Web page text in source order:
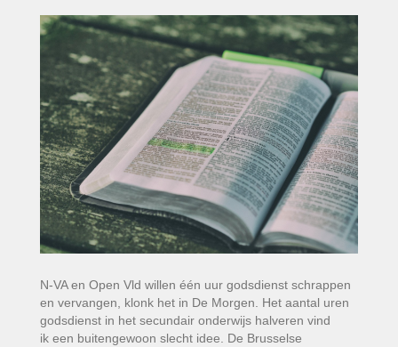
N-VA en Open Vld willen één uur godsdienst schrappen
en vervangen, klonk het in De Morgen. Het aantal uren
godsdienst in het secundair onderwijs halveren vind
ik een buitengewoon slecht idee. De Brusselse